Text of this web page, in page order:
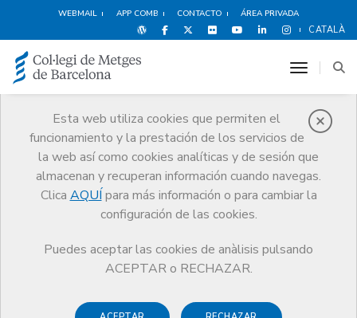
WEBMAIL APP COMB CONTACTO ÁREA PRIVADA
CATALÀ
Esta web utiliza cookies que permiten el
funcionamiento y la prestación de los servicios de
la web así como cookies analíticas y de sesión que
almacenan y recuperan información cuando navegas.
Clica AQUÍ para más información o para cambiar la
configuración de las cookies.
Puedes aceptar las cookies de anàlisis pulsando
ACEPTAR o RECHAZAR.
toggle
Obituarios
Comunicación Francesc Grimalt